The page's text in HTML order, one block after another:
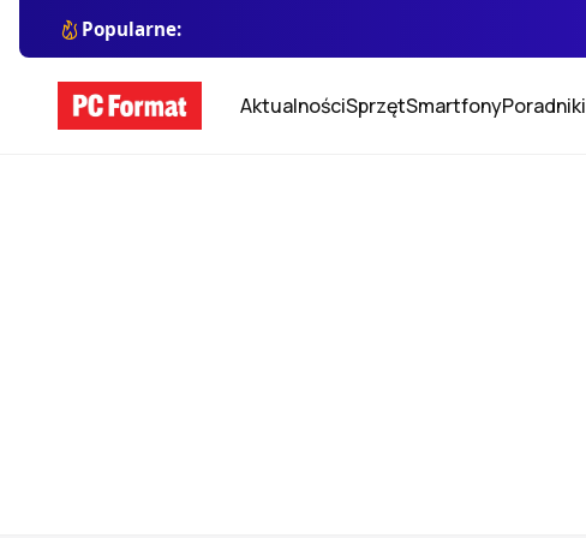
Popularne:
AktualnościSprzętSmartfonyPoradniki